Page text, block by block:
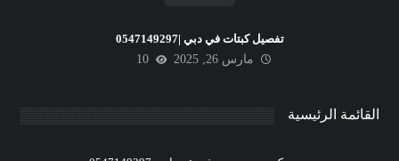
تفصيل كبتات في دبي |0547149297
مارس 26, 2025
10
القائمة الرئيسية